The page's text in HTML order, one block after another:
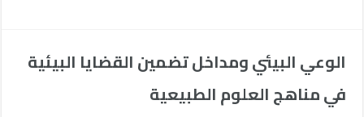
الوعي البيئي ومداخل تضمين القضايا البيئية
في مناهج العلوم الطبيعية